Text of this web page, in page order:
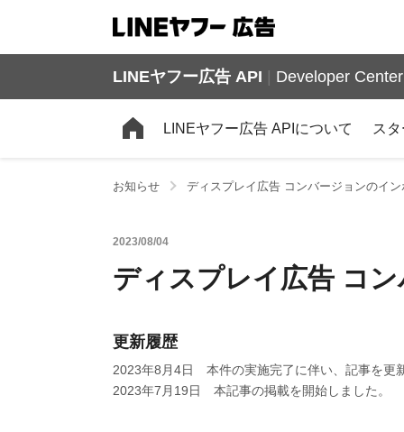
LINEヤフー広告 API Developer Center
LINEヤフー広告 APIについて ス
お知らせ ディスプレイ広告 コンバージョンのイ
2023/08/04
ディスプレイ広告 コ
更新履歴
2023年8月4日 本件の実施完了に伴い、記事を更
2023年7月19日 本記事の掲載を開始しました。